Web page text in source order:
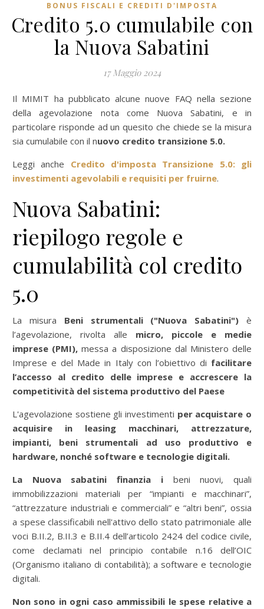
BONUS FISCALI E CREDITI D'IMPOSTA
Credito 5.0 cumulabile con
la Nuova Sabatini
17 Maggio 2024
Il MIMIT ha pubblicato alcune nuove FAQ nella sezione
della agevolazione nota come Nuova Sabatini, e in
particolare risponde ad un quesito che chiede se la misura
sia cumulabile con il nuovo credito transizione 5.0.
Leggi anche Credito d'imposta Transizione 5.0: gli
investimenti agevolabili e requisiti per fruirne.
Nuova Sabatini:
riepilogo regole e
cumulabilità col credito
5.0
La misura Beni strumentali ("Nuova Sabatini") è
l’agevolazione, rivolta alle micro, piccole e medie
imprese (PMI),messa a disposizione dal Ministero delle
Imprese e del Made in Italy con l’obiettivo di facilitare
l’accesso al credito delle imprese e accrescere la
competitività del sistema produttivo del Paese
L'agevolazione sostiene gli investimenti per acquistare o
acquisire in leasing macchinari, attrezzature,
impianti, beni strumentali ad uso produttivo e
hardware, nonché software e tecnologie digitali.
La Nuova sabatini finanzia ibeni nuovi, quali
immobilizzazioni materiali per “impianti e macchinari”,
“attrezzature industriali e commerciali” e “altri beni”, ossia
a spese classificabili nell'attivo dello stato patrimoniale alle
voci B.II.2, B.II.3 e B.II.4 dell’articolo 2424 del codice civile,
come declamati nel principio contabile n.16 dell’OIC
(Organismo italiano di contabilità); a software e tecnologie
digitali.
Non sono in ogni caso ammissibili le spese relative a